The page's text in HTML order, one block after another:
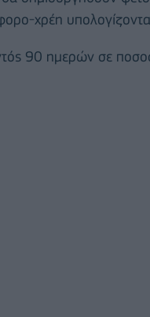
χρέη
90 ημερών σε